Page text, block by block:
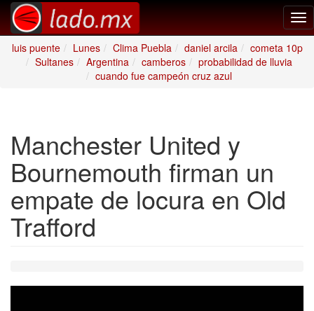
luis puente
Lunes Clima Puebla daniel arcila
cometa 10p
Sultanes
Argentina camberos
probabilidad de lluvia
cuando fue campeón cruz azul
Manchester United y
Bournemouth firman un
empate de locura en Old
Trafford